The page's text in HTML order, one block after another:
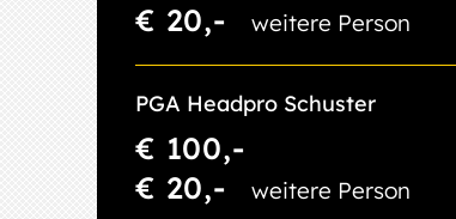
€ 20,-
weitere Person
PGA Headpro Schuster
€ 100,-
€ 20,-
weitere Person